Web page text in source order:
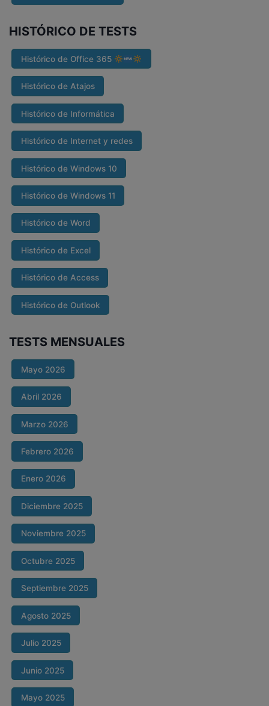
HISTÓRICO DE TESTS
Histórico de Office 365
Histórico de Atajos
Histórico de Informática
Histórico de Internet y redes
Histórico de Windows 10
Histórico de Windows 11
Histórico de Word
Histórico de Excel
Histórico de Access
Histórico de Outlook
TESTS MENSUALES
Mayo 2026
Abril 2026
Marzo 2026
Febrero 2026
Enero 2026
Diciembre 2025
Noviembre 2025
Octubre 2025
Septiembre 2025
Agosto 2025
Julio 2025
Junio 2025
Mayo 2025